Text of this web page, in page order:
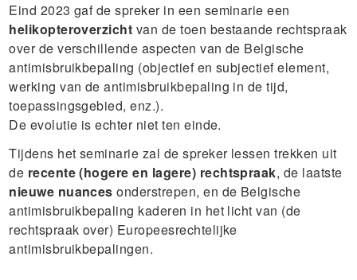
Eind 2023 gaf de spreker in een seminarie een
helikopteroverzicht van de toen bestaande rechtspraak
over de verschillende aspecten van de Belgische
antimisbruikbepaling (objectief en subjectief element,
werking van de antimisbruikbepaling in de tijd,
toepassingsgebied, enz.).
De evolutie is echter niet ten einde.
Tijdens het seminarie zal de spreker lessen trekken uit
de recente (hogere en lagere) rechtspraak, de laatste
nieuwe nuances onderstrepen, en de Belgische
antimisbruikbepaling kaderen in het licht van (de
rechtspraak over) Europeesrechtelijke
antimisbruikbepalingen.